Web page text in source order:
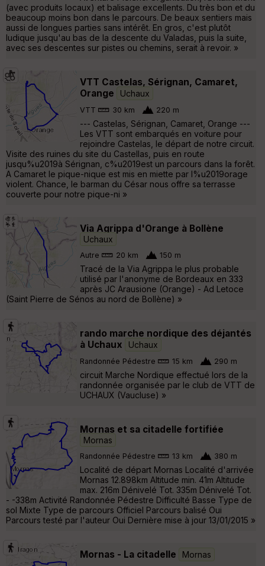
(avec produits locaux) et balisage excellents. Du très bon et du
beaucoup moins bon dans le parcours. De beaux sentiers mais
aussi de longues parties sans intérêt. En gros, c'est plutôt
ludique jusqu'au bas de la descente du Valadas, puis la suite,
avec ses descentes sur pistes ou chemins, serait à revoir. »
VTT Castelas, Sérignan, Camaret,
Orange
Uchaux
VTT 30 km 220 m
--- Castelas, Sérignan, Camaret, Orange ---
Les VTT sont embarqués en voiture pour
rejoindre Castelas, le départ de notre circuit.
Visite des ruines du site du Castellas, puis en route
jusqu%u2019à Sérignan, c%u2019est un parcours dans la forêt.
A Camaret le pique-nique est mis en miette par l%u2019orage
violent. Chance, le barman du César nous offre sa terrasse
couverte pour notre pique-ni »
Via Agrippa d'Orange à Bollène
Uchaux
Autre 20 km 150 m
Tracé de la Via Agrippa le plus probable
utilisé par l'anonyme de Bordeaux en 333
après JC Arausione (Orange) - Ad Letoce
(Saint Pierre de Sénos au nord de Bollène) »
rando marche nordique des déjantés
à Uchaux
Uchaux
Randonnée Pédestre 15 km 290 m
circuit Marche Nordique effectué lors de la
randonnée organisée par le club de VTT de
UCHAUX (Vaucluse) »
Mornas et sa citadelle fortifiée
Mornas
Randonnée Pédestre 13 km 380 m
Localité de départ Mornas Localité d'arrivée
Mornas 12.898km Altitude min. 41m Altitude
max. 216m Dénivelé Tot. 335m Dénivelé Tot.
- -338m Activité Randonnée Pédestre Difficulté Basse Type de
sol Mixte Type de parcours Officiel Parcours balisé Oui
Parcours testé par l'auteur Oui Dernière mise à jour 13/01/2015 »
Mornas - La citadelle Mornas